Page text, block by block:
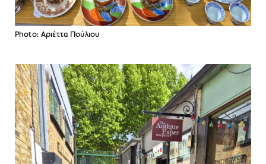
Photo: Aριέττα Πούλιου